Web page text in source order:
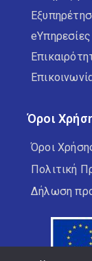
eΥπηρεσίες
Όροι
Όροι
Πολιτική
Δήλωση